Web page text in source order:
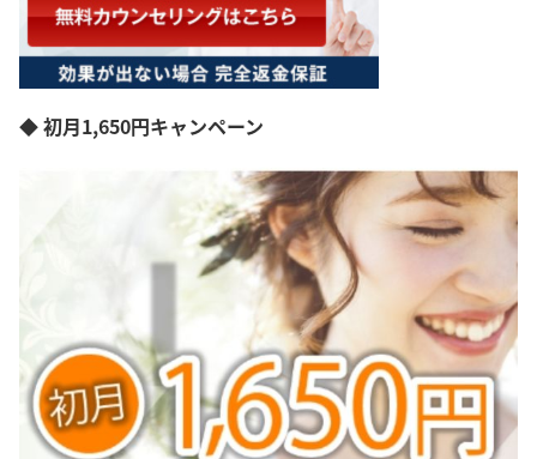
◆ 初月1,650円キャンペーン